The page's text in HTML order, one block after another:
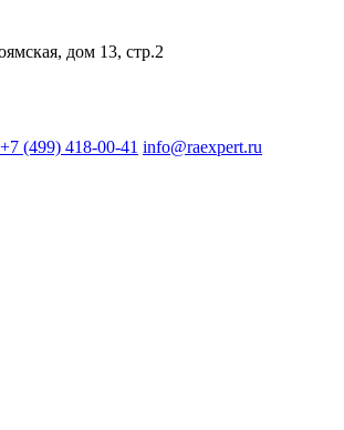
дом 13, стр.2
+7 (499) 418-00-41 info@raexpert.ru